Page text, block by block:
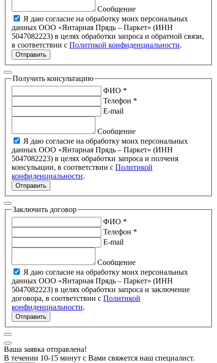
Сообщение
Я даю согласие на обработку моих персональных
данных ООО «Янтарная Прядь – Паркет» (ИНН
5047082223) в целях обработки запроса и обратной связи,
в соответствии с Политикой конфиденциальности.
Отправить
Получить консультацию
ФИО *
Телефон *
E-mail
Сообщение
Я даю согласие на обработку моих персональных
данных ООО «Янтарная Прядь – Паркет» (ИНН
5047082223) в целях обработки запроса и полченя
консульации, в соответствии с Политикой
конфиденциальности.
Отправить
Заключить договор
ФИО *
Телефон *
E-mail
Сообщение
Я даю согласие на обработку моих персональных
данных ООО «Янтарная Прядь – Паркет» (ИНН
5047082223) в целях обработки запроса и заключение
договора, в соответствии с Политикой
конфиденциальности.
Отправить
Ваша заявка отправлена!
В течении 10-15 минут с Вами свяжется наш специалист.